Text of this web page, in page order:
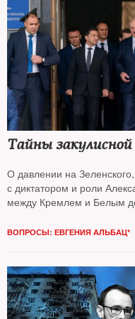
Тайны
О давлении на
с диктатором и роли
между Кремлем и Белым
ВОПРОСЫ: ЕВГЕНИЯ АЛЬБАЦ*